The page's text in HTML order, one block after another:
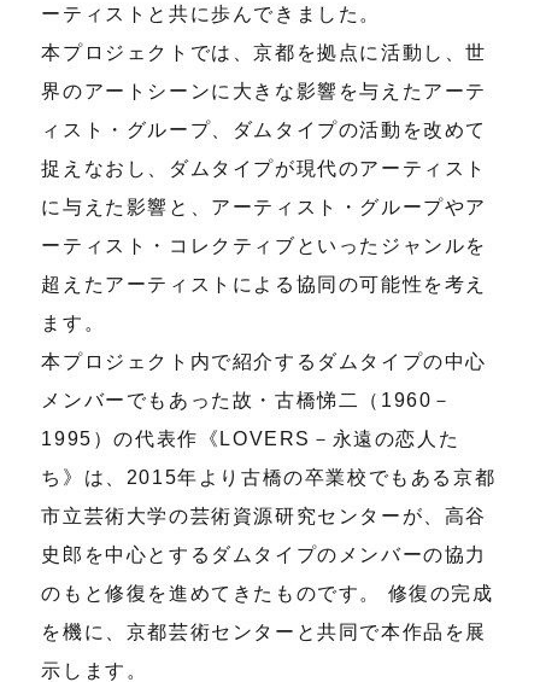
京都芸術センターの歩み
概要・理念・運営体制
連携事業のご案内
チケット情報
お知らせ
お問い合わせ
サイトポリシー&プライバシーポリシー
オフィシャルSNS
ーティストと共に歩んできました。
本プロジェクトでは、京都を拠点に活動し、世
界のアートシーンに大きな影響を与えたアーテ
ィスト・グループ、ダムタイプの活動を改めて
捉えなおし、ダムタイプが現代のアーティスト
に与えた影響と、アーティスト・グループやア
ーティスト・コレクティブといったジャンルを
超えたアーティストによる協同の可能性を考え
ます。
本プロジェクト内で紹介するダムタイプの中心
メンバーでもあった故・古橋悌二（1960－
1995）の代表作《LOVERS－永遠の恋人た
ち》は、2015年より古橋の卒業校でもある京都
市立芸術大学の芸術資源研究センターが、高谷
史郎を中心とするダムタイプのメンバーの協力
のもと修復を進めてきたものです。 修復の完成
を機に、京都芸術センターと共同で本作品を展
示します。